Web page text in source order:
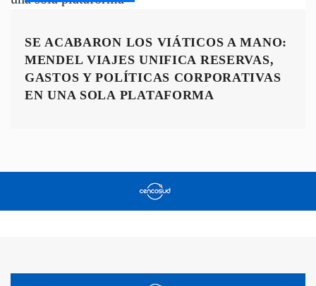
SE ACABARON LOS VIÁTICOS A MANO:
MENDEL VIAJES UNIFICA RESERVAS,
GASTOS Y POLÍTICAS CORPORATIVAS
EN UNA SOLA PLATAFORMA